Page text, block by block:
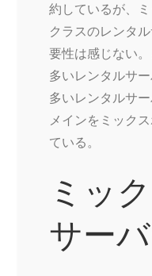
約しているが、
クラスのレンタ
要性は感じない
多いレンタルサ
多いレンタルサ
メインをミック
ている。
ミッ
サー